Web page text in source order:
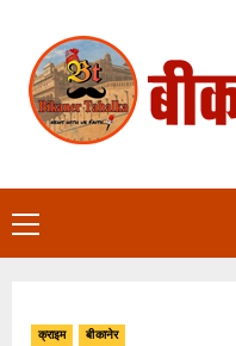
content
Primary
Menu
क्राइम बीकानेर